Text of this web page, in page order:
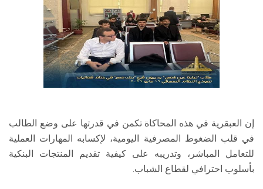
إن العبقرية في هذه المحاكاة تكمن في قدرتها على وضع الطالب
في قلب الضغوط المصرفية اليومية، لإكسابه المهارات العملية
للتعامل المباشر، وتدريبه على كيفية تقديم المنتجات البنكية
بأسلوب احترافي لقطاع الشباب.